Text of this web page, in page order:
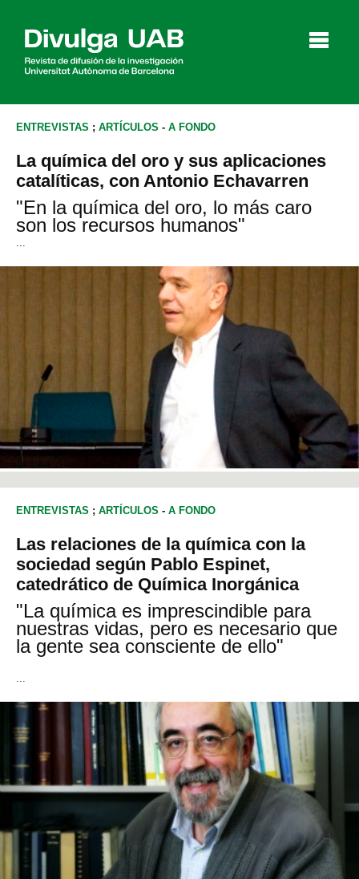
Artículos Vídeos
Català
ENTREVISTAS ; ARTÍCULOS - A FONDO
La química del oro y sus aplicaciones
catalíticas, con Antonio Echavarren
"En la química del oro, lo más caro
son los recursos humanos"
...
ENTREVISTAS ; ARTÍCULOS - A FONDO
Las relaciones de la química con la
sociedad según Pablo Espinet,
catedrático de Química Inorgánica
"La química es imprescindible para
nuestras vidas, pero es necesario que
la gente sea consciente de ello"
...